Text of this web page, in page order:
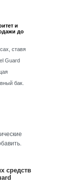
и активируется
только
и
продажи до